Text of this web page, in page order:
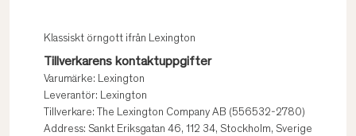
Klassiskt örngott ifrån Lexington
Tillverkarens kontaktuppgifter
Varumärke: Lexington
Leverantör: Lexington
Tillverkare: The Lexington Company AB (556532-2780)
Address: Sankt Eriksgatan 46, 112 34, Stockholm, Sverige